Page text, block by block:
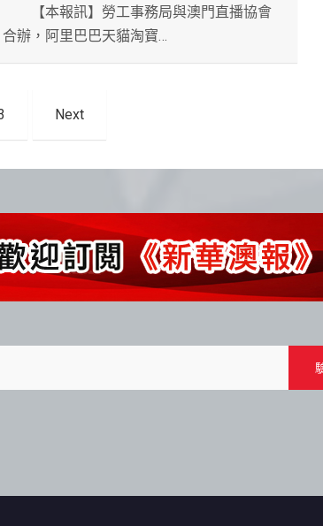
【本報訊】勞工事務局與澳門直播協會
合辦，阿里巴巴天貓淘寶…
Next